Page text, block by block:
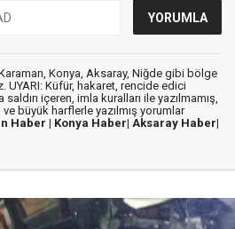
Konya, Aksaray, Niğde gibi bölge
UYARI: Küfür, hakaret, rencide edici
içeren, imla kuralları ile yazılmamış,
büyük harflerle yazılmış yorumlar
Haber | Konya Haber| Aksaray Haber|